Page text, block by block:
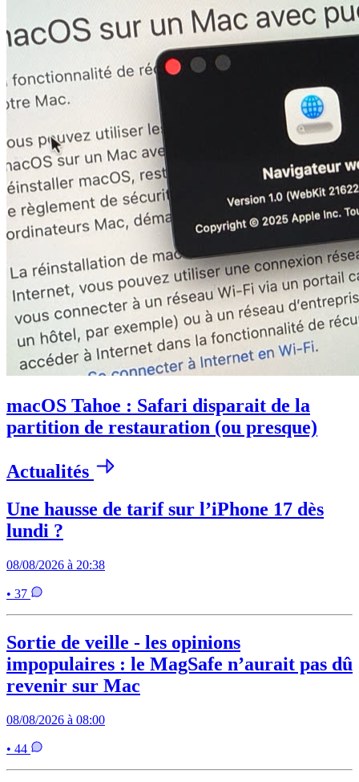
macOS Tahoe : Safari disparait de la
partition de restauration (ou presque)
Actualités
Une hausse de tarif sur l’iPhone 17 dès
lundi ?
08/08/2026 à 20:38
• 37
Sortie de veille - les opinions
impopulaires : le MagSafe n’aurait pas dû
revenir sur Mac
08/08/2026 à 08:00
• 44